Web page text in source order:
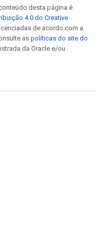
desta página é
4.0 do Creative
de acordo com a
aspolíticas do site do
da Oracle e/ou